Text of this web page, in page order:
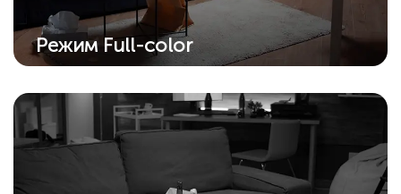
Режим Full-color
Благодаря встроенному прожектору
ночное видение теперь работает в
полноцветном режиме.